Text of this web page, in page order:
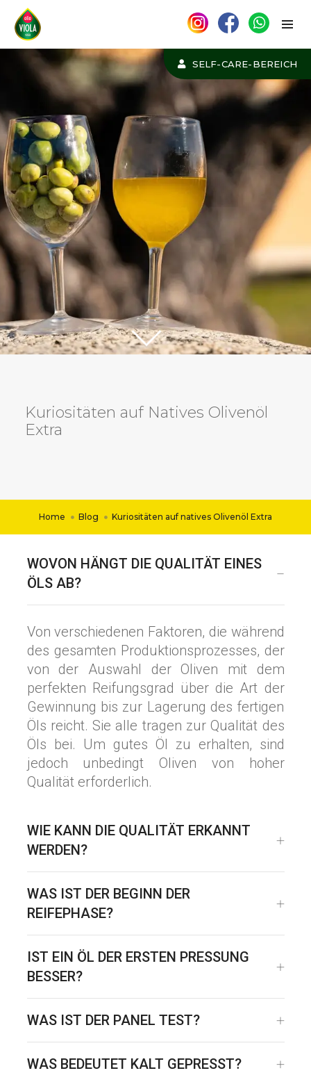
SELF-CARE-BEREICH
Kuriositäten auf Natives Olivenöl
Extra
Home Blog Kuriositäten auf natives Olivenöl Extra
WOVON HÄNGT DIE QUALITÄT EINES
ÖLS AB?
Von verschiedenen Faktoren, die während
des gesamten Produktionsprozesses, der
von der Auswahl der Oliven mit dem
perfekten Reifungsgrad über die Art der
Gewinnung bis zur Lagerung des fertigen
Öls reicht. Sie alle tragen zur Qualität des
Öls bei. Um gutes Öl zu erhalten, sind
jedoch unbedingt Oliven von hoher
Qualität erforderlich.
WIE KANN DIE QUALITÄT ERKANNT
WERDEN?
WAS IST DER BEGINN DER
REIFEPHASE?
IST EIN ÖL DER ERSTEN PRESSUNG
BESSER?
WAS IST DER PANEL TEST?
WAS BEDEUTET KALT GEPRESST?